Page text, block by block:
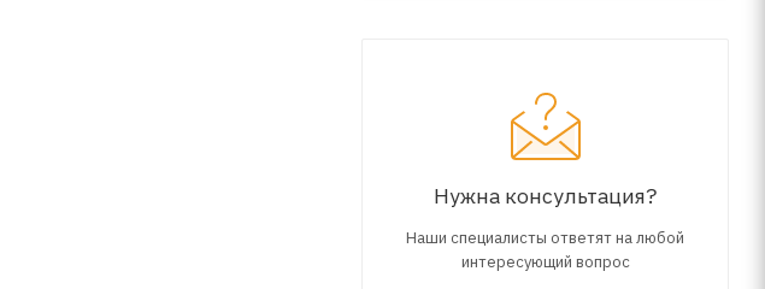
Нужна консультация?
Наши специалисты ответят на любой
интересующий вопрос